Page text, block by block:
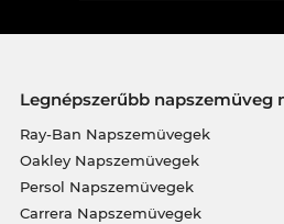
Legnépszerűbb napszemüveg
Ray-Ban Napszemüvegek
Oakley Napszemüvegek
Persol Napszemüvegek
Carrera Napszemüvegek